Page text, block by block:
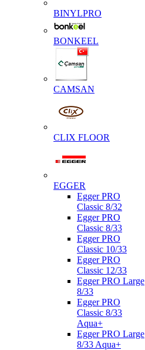
BINYLPRO
BONKEEL
CAMSAN
CLIX FLOOR
EGGER
Egger PRO
Classic 8/32
Egger PRO
Classic 8/33
Egger PRO
Classic 10/33
Egger PRO
Classic 12/33
Egger PRO Large
8/33
Egger PRO
Classic 8/33
Aqua+
Egger PRO Large
8/33 Aqua+